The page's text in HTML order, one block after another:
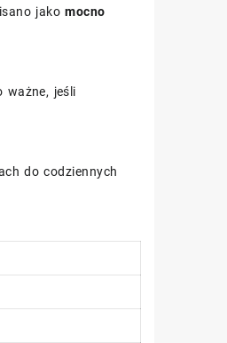
jakomocno
ważne, jeśli
do codziennych